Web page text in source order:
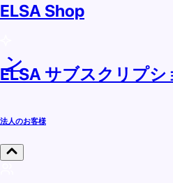
ン
ELSA Shop
ELSA サブスクリプ
法人のお客様